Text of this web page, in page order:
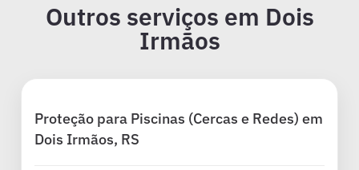
Outros serviços em Dois
Irmãos
Proteção para Piscinas (Cercas e Redes) em
Dois Irmãos, RS